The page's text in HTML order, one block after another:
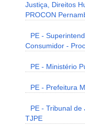
Justiça, Direitos
PROCON
PE -
Consumidor -
PE - Ministério
PE - Prefeitura
PE - Tribunal de
TJPE